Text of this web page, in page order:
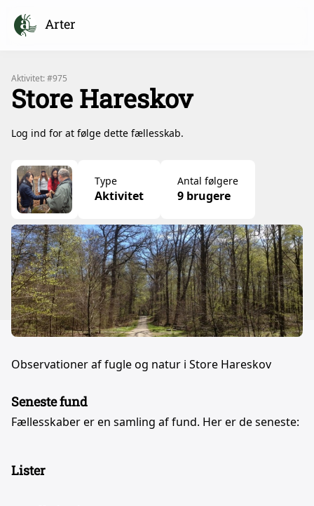
Arter
Aktivitet: #975
Store Hareskov
Log ind for at følge dette fællesskab.
Type
Aktivitet
Antal følgere
9 brugere
Observationer af fugle og natur i Store Hareskov
Seneste fund
Fællesskaber er en samling af fund. Her er de seneste:
Lister